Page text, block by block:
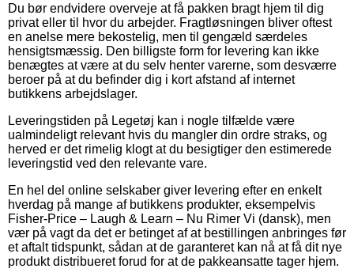
Du bør endvidere overveje at få pakken bragt hjem til dig
privat eller til hvor du arbejder. Fragtløsningen bliver oftest
en anelse mere bekostelig, men til gengæld særdeles
hensigtsmæssig. Den billigste form for levering kan ikke
benægtes at være at du selv henter varerne, som desværre
beroer på at du befinder dig i kort afstand af internet
butikkens arbejdslager.
Leveringstiden på Legetøj kan i nogle tilfælde være
ualmindeligt relevant hvis du mangler din ordre straks, og
herved er det rimelig klogt at du besigtiger den estimerede
leveringstid ved den relevante vare.
En hel del online selskaber giver levering efter en enkelt
hverdag på mange af butikkens produkter, eksempelvis
Fisher-Price – Laugh & Learn – Nu Rimer Vi (dansk), men
vær på vagt da det er betinget af at bestillingen anbringes før
et aftalt tidspunkt, sådan at de garanteret kan nå at få dit nye
produkt distribueret forud for at de pakkeansatte tager hjem.